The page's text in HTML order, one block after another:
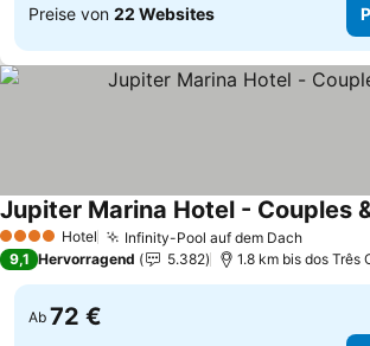
Preise von 22 Websites
4 Sterne Hotel Infinity-Pool auf dem DachPreise
Jupiter Marina Hotel - Couples
9,1 Hervorragend 5.382 1.8 km bis dos Três
Ab 72 €